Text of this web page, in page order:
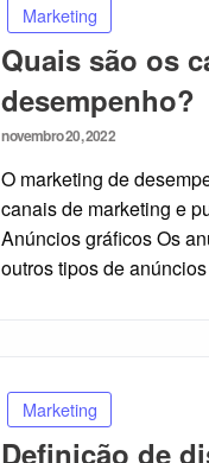
Marketing
Quais são os
desempenho?
Posted
novembro 20, 2022
O marketing de
canais de marketing e
Anúncios gráficos Os
outros tipos de
Marketing
Definição de